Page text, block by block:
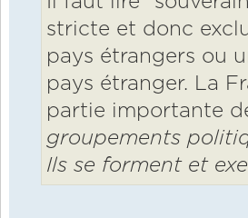
stricte et donc
pays étrangers ou
pays étranger. La
partie importante
groupements
Ils se forment et